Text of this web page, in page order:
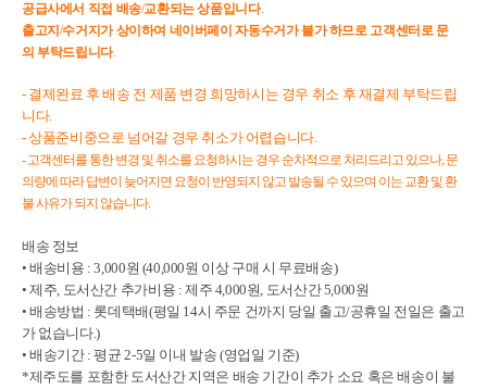
공급사에서 직접 배송/교환되는상품입니다.
출고지 /수거지가 상이하여 네이버페이 자동수거가 불가하므로고객센터로문
의 부탁드립니다.
- 결제완료 후 배송 전 제품 변경 희망하시는 경우 취소 후 재결제 부탁드립
니다.
- 상품준비중으로 넘어갈 경우 취소가 어렵습니다.
- 고객센터를 통한 변경 및 취소를 요청하시는 경우 순차적으로 처리드리고 있으나, 문
의량에 따라 답변이 늦어지면 요청이 반영되지 않고 발송될 수 있으며 이는 교환 및 환
불 사유가 되지 않습니다.
배송 정보
• 배송비용 : 3,000원 (40,000원 이상 구매 시 무료배송)
• 제주, 도서산간 추가비용 : 제주 4,000원, 도서산간 5,000원
• 배송방법 : 롯데택배(평일 14시 주문 건까지 당일 출고/공휴일 전일은 출고
가 없습니다.)
• 배송기간 : 평균 2-5일 이내 발송 (영업일 기준)
*제주도를 포함한 도서산간 지역은 배송 기간이 추가 소요 혹은 배송이 불